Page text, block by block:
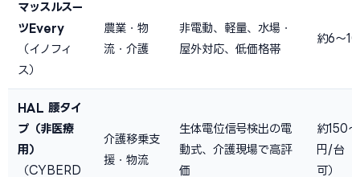
マッスルスー
ツEvery
（イノフィ
ス）
農業・物
流・介護
非電動、軽量、水場・
屋外対応、低価格帯
約6〜
HAL 腰タイ
プ（非医療
用）
（CYBERD
介護移乗支
援・物流
生体電位信号検出の電
動式、介護現場で高評
価
約150
円/台（
可）